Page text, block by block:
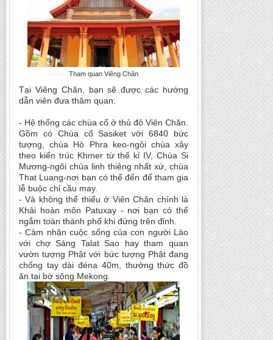
Tham quan Viêng Chăn
Tại Viêng Chăn, bạn sẽ được các hướng
dẫn viên đưa thăm quan:
- Hệ thống các chùa cổ ở thủ đô Viên Chăn.
Gồm có Chùa cổ Sasiket với 6840 bức
tượng, chùa Hò Phra keo-ngôi chùa xây
theo kiến trúc Khmer từ thế kỉ IV, Chùa Si
Mương-ngôi chùa linh thiêng nhất xứ, chùa
That Luang-nơi bạn có thể đến để tham gia
lễ buộc chỉ cầu may.
- Và không thể thiếu ở Viên Chăn chính là
Khải hoàn môn Patuxay - nơi bạn có thể
ngắm toàn thành phố khi đứng trên đỉnh.
- Cảm nhận cuộc sống của con người Lào
với chợ Sáng Talat Sao hay tham quan
vườn tượng Phật với bức tượng Phật đang
chống tay dài đéna 40m, thưởng thức đồ
ăn tại bờ sông Mekong.